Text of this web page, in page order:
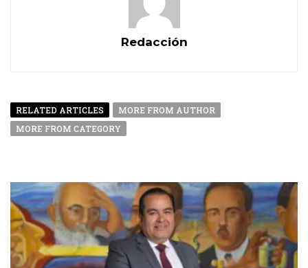
Redacción
RELATED ARTICLES
MORE FROM AUTHOR
MORE FROM CATEGORY